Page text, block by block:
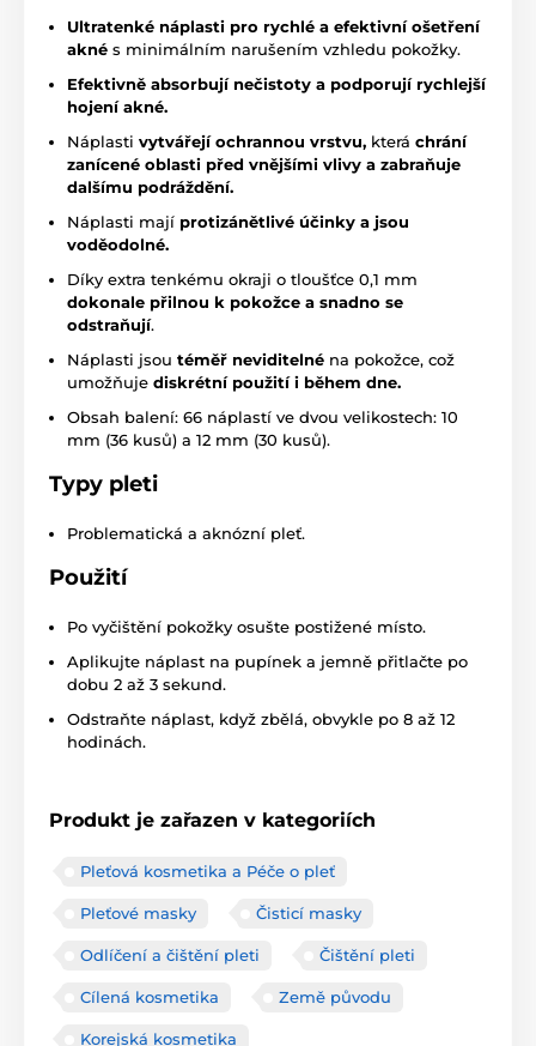
Ultratenké náplasti pro rychlé a efektivní ošetření
akné s minimálním narušením vzhledu pokožky.
Efektivně absorbují nečistoty a podporují rychlejší
hojení akné.
Náplasti vytvářejí ochrannou vrstvu, která chrání
zanícené oblasti před vnějšími vlivy a zabraňuje
dalšímu podráždění.
Náplasti mají protizánětlivé účinky a jsou
voděodolné.
Díky extra tenkému okraji o tloušťce 0,1 mm
dokonale přilnou k pokožce a snadno se
odstraňují.
Náplasti jsou téměř neviditelné na pokožce, což
umožňuje diskrétní použití i během dne.
Obsah balení: 66 náplastí ve dvou velikostech: 10
mm (36 kusů) a 12 mm (30 kusů).
Typy pleti
Problematická a aknózní pleť.
Použití
Po vyčištění pokožky osušte postižené místo.
Aplikujte náplast na pupínek a jemně přitlačte po
dobu 2 až 3 sekund.
Odstraňte náplast, když zbělá, obvykle po 8 až 12
hodinách.
Produkt je zařazen v kategoriích
Pleťová kosmetika a Péče o pleť
Pleťové masky Čisticí masky
Odlíčení a čištění pleti Čištění pleti
Cílená kosmetika Země původu
Korejská kosmetika